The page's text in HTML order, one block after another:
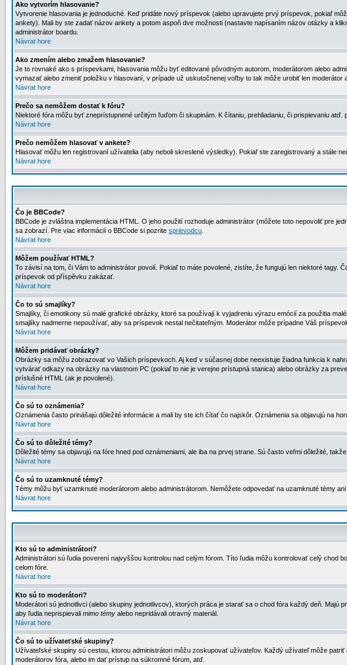
Ako vytvorím hlasovanie?
Vytvorenie hlasovania je jednoduché. Keď pridáte nový príspevok (alebo upravujete prvý príspevok, pokiaľ
ankety). Mali by ste zadať názov ankety a potom aspoň dve možnosti (nastavte napísaním názov otázky a
administrátor boardu.
Návrat hore
Ako zmením alebo zmažem hlasovanie?
Je to rovnaké ako s príspevkami, hlasovania môžu byť editované pôvodným autorom, moderátorom alebo
vymazať alebo zmeniť položku v hlasovaní, v prípade už uskutočnenej voľby to tak môže urobiť len
Návrat hore
Prečo sa nemôžem dostať k fóru?
Niektoré fóra môžu byť zneprístupnené určitým ľuďom či skupinám. K čítaniu, prehliadaniu, či prispievaniu
Návrat hore
Prečo nemôžem hlasovať v ankete?
Hlasovať môžu len registrovaní užívatelia (aby neboli skreslené výsledky). Pokiaľ ste zaregistrovaný a stále
Návrat hore
Čo je BBCode?
BBCode je zvláštna implementácia HTML. O jeho použití rozhoduje administrátor (môžete toto nepovoliť pre
sa zobrazí. Pre viac informácií o BBCode si pozrite sprievodcu
Návrat hore
Môžem používať HTML?
To závisí na tom, či Vám to administrátor povolí. Pokiaľ to máte povolené, zistíte, že fungujú len niektoré tagy.
príspevok od příspěvku zakázať.
Návrat hore
Čo to sú smajlíky?
Smajlíky, či emotikony sú malé grafické obrázky, ktoré sa používají k vyjadreniu výrazu emócií za použitia
smajlíky nadmerne nepoužívať, aby sa príspevok nestal nečitateľným. Moderátor môže prípadne Váš
Návrat hore
Môžem pridávať obrázky?
Obrázky sa môžu zobrazovať vo Vašich príspevkoch. Aj keď v súčasnej dobe neexistuje žiadna funkcia k
vytvárať odkazy na obrázky na vlastnom PC (pokiaľ to nie je verejne prístupná stanica) alebo obrázky za
príslušné HTML (ak je povolené).
Návrat hore
Čo sú to oznámenia?
Oznámenia často prinášajú dôležité informácie a mali by ste ich čítať čo najskôr. Oznámenia sa objavujú na
Návrat hore
Čo sú to dôležité témy?
Dôležité témy sa objavujú na fóre hned pod oznámeniami, ale iba na prvej strane. Sú často veľmi dôležité,
Návrat hore
Čo sú to uzamknuté témy?
Témy môžu byť uzamknuté moderátorom alebo administrátorom. Nemôžete odpovedať na uzamknuté témy
Návrat hore
Kto sú to administrátori?
Administrátori sú ľudia poverení najvyššou kontrolou nad celým fórom. Títo ľudia môžu kontrolovať celý
celom fóre.
Návrat hore
Kto sú to moderátori?
Moderátori sú jednotlivci (alebo skupiny jednotlivcov), ktorých práca je starať sa o chod fóra každý deň.
aby ľudia neprispievali mimo témy alebo nepridávali otravný materiál.
Návrat hore
Čo sú to užívateťské skupiny?
Užívateľské skupiny sú cestou, ktorou administrátori môžu zoskupovať užívateľov. Každý užívateľ môže
moderátorov fóra, alebo im dať prístup na súkromné fórum, atď.